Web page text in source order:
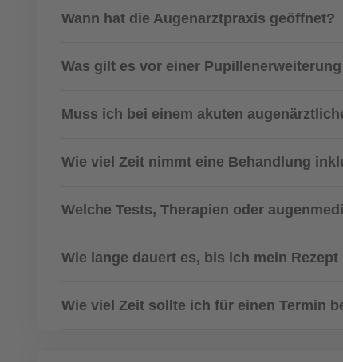
Wann hat die Augenarztpraxis geöffnet?
Was gilt es vor einer
Muss ich bei einem akuten
Wie viel Zeit nimmt eine Behandlung
Welche Tests, Therapien oder
Wie lange dauert es, bis ich mein Rezept
Wie viel Zeit sollte ich für einen Termin